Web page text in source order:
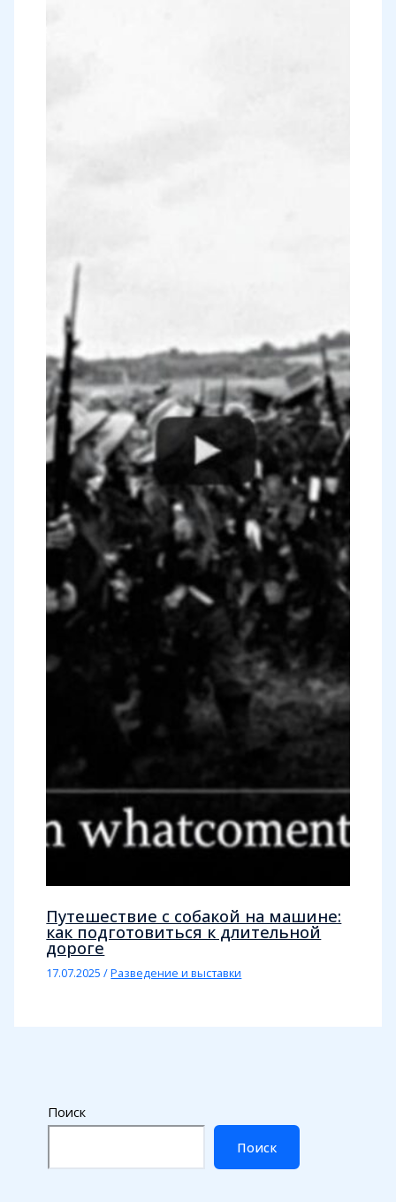
Путешествие с собакой на машине:
как подготовиться к длительной
дороге
17.07.2025/Разведение и выставки
Поиск
Поиск